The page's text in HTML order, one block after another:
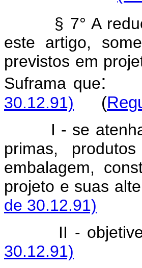
§ 7° A
este artigo,
previstos em
Suframa que:
30.12.91) (
I - se
primas,
embalagem,
projeto e
de 30.12.91)
II -
30.12.91)